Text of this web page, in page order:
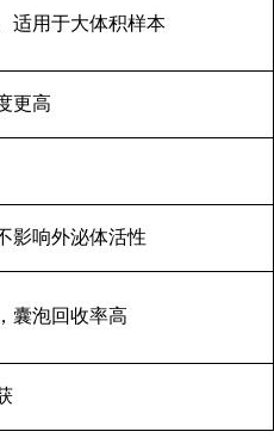
适用于大体积样本
更高
影响外泌体活性
囊泡回收率高